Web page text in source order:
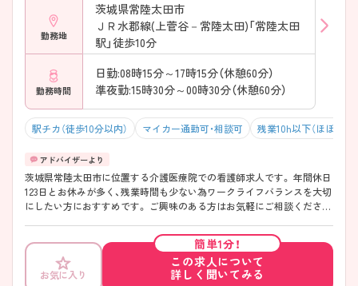
勤務地
茨城県常陸太田市
ＪＲ水郡線(上菅谷－常陸太田)「常陸太田
駅」徒歩10分
勤務時間
日勤:08時15分～17時15分（休憩60分）
準夜勤:15時30分～00時30分（休憩60分）
駅チカ（徒歩10分以内） マイカー通勤可・相談可 残業10h以下（ほぼなし）
茨城県常陸太田市に位置する介護医療院での看護師求人です。 年間休日
123日とお休みが多く、残業時間も少ない為ワークライフバランスを大切
にしたい方におすすめです。 ご興味のある方はお気軽にご相談くださ
お気に入り
簡単1分！
この求人について
詳しく聞いてみる